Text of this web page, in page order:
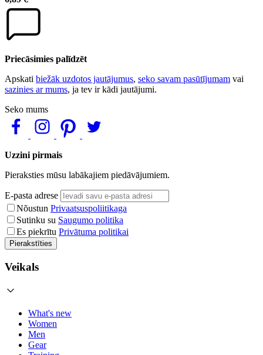
Priecāsimies palīdzēt
Apskati biežāk uzdotos jautājumus, seko savam pasūtījumam vai
sazinies ar mums, ja tev ir kādi jautājumi.
Seko mums
Uzzini pirmais
Pieraksties mūsu labākajiem piedāvājumiem.
E-pasta adrese
Nõustun Privaatsuspoliitikaga
Sutinku su Saugumo politika
Es piekrītu Privātuma politikai
Pierakstīties
Veikals
What's new
Women
Men
Gear